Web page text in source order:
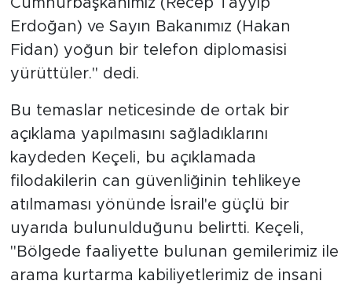
Cumhurbaşkanımız (Recep Tayyip
Erdoğan) ve Sayın Bakanımız (Hakan
Fidan) yoğun bir telefon diplomasisi
yürüttüler." dedi.
Bu temaslar neticesinde de ortak bir
açıklama yapılmasını sağladıklarını
kaydeden Keçeli, bu açıklamada
filodakilerin can güvenliğinin tehlikeye
atılmaması yönünde İsrail'e güçlü bir
uyarıda bulunulduğunu belirtti. Keçeli,
"Bölgede faaliyette bulunan gemilerimiz ile
arama kurtarma kabiliyetlerimiz de insani